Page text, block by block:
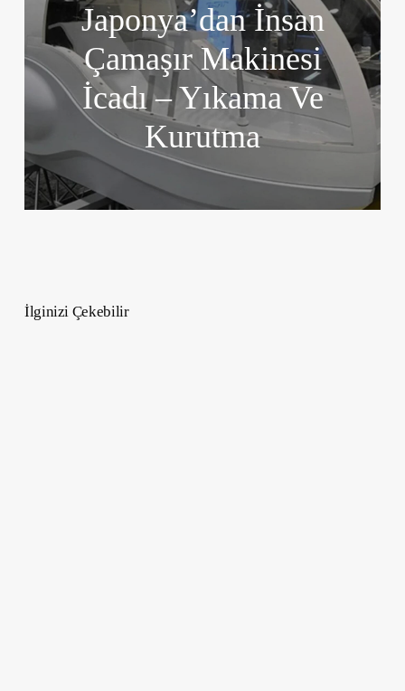
Japonya’dan İnsan
Çamaşır Makinesi
İcadı – Yıkama Ve
Kurutma
İlginizi Çekebilir